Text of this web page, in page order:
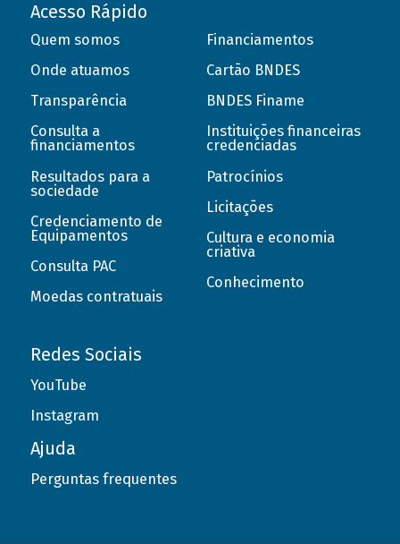
Acesso Rápido
Quem somos
Onde atuamos
Transparência
Consulta a
financiamentos
Resultados para a
sociedade
Credenciamento de
Equipamentos
Consulta PAC
Moedas contratuais
Financiamentos
Cartão BNDES
BNDES Finame
Instituições financeiras
credenciadas
Patrocínios
Licitações
Cultura e economia
criativa
Conhecimento
Redes Sociais
YouTube
Instagram
Ajuda
Perguntas frequentes